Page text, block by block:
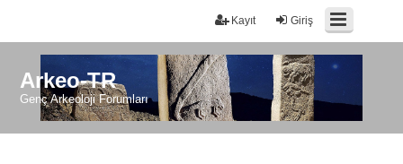
Giriş
Kayıt
Arkeo-TR
Genç Arkeoloji Forumları